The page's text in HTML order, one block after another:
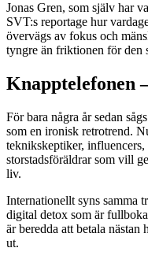
Jonas Gren, som själv har
SVT:s reportage hur
övervägs av fokus och
tyngre än friktionen för den
Knapptelefonen
För bara några år sedan
som en ironisk retrotrend.
teknikskeptiker,
storstadsföräldrar som vill
liv.
Internationellt syns samma
digital detox som är
är beredda att betala
ut.